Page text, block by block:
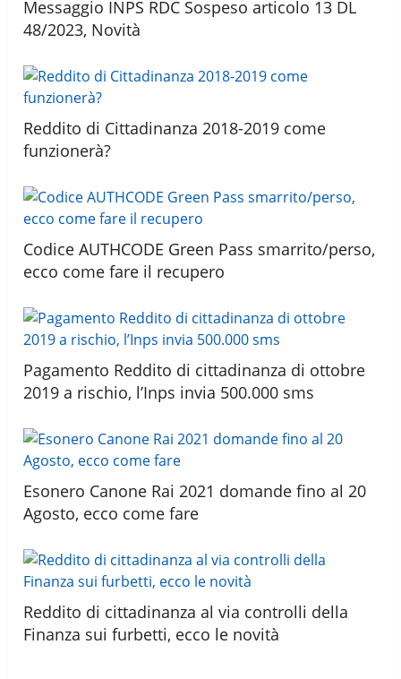
Messaggio INPS RDC Sospeso articolo 13 DL
48/2023, Novità
Reddito di Cittadinanza 2018-2019 come
funzionerà?
Codice AUTHCODE Green Pass smarrito/perso,
ecco come fare il recupero
Pagamento Reddito di cittadinanza di ottobre
2019 a rischio, l’Inps invia 500.000 sms
Esonero Canone Rai 2021 domande fino al 20
Agosto, ecco come fare
Reddito di cittadinanza al via controlli della
Finanza sui furbetti, ecco le novità